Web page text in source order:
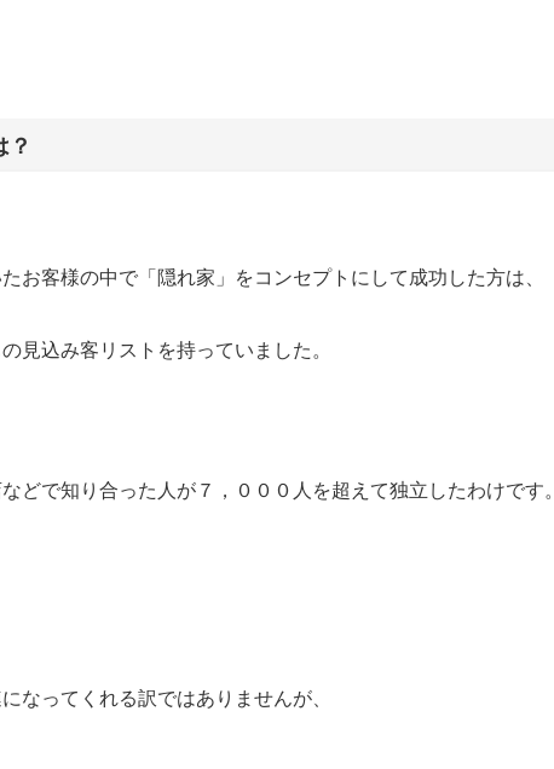
？
お客様の中で「隠れ家」をコンセプトにして成功した方は、
見込み客リストを持っていました。
どで知り合った人が７，０００人を超えて独立したわけです。
なってくれる訳ではありませんが、